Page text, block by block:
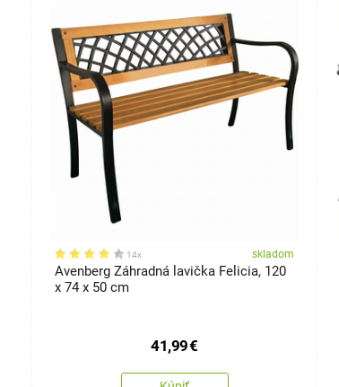
14x skladom
Avenberg Záhradná lavička Felicia, 120
x 74 x 50 cm
41,99€